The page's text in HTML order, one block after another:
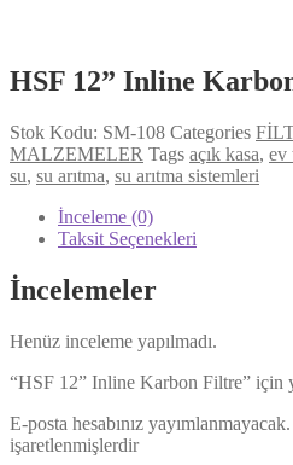
HSF 12” Inline
Stok Kodu: SM-108 Categories
MALZEMELER Tags açık kasa, ev
su, su arıtma, su arıtma sistemleri
İnceleme (0)
Taksit Seçenekleri
İncelemeler
Henüz inceleme yapılmadı.
“HSF 12” Inline Karbon Filtre” için
E-posta hesabınız yayımlanmayacak.
işaretlenmişlerdir